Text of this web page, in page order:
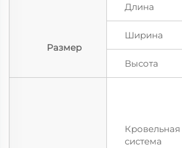
Размер
Длина
Ширина
Высота
Кровельная
система